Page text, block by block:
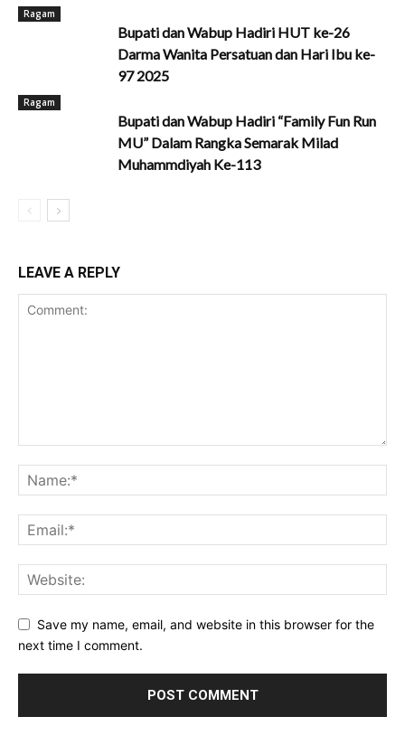
Ragam
Bupati dan Wabup Hadiri HUT ke-26
Darma Wanita Persatuan dan Hari Ibu ke-
97 2025
Ragam
Bupati dan Wabup Hadiri “Family Fun Run
MU” Dalam Rangka Semarak Milad
Muhammdiyah Ke-113
LEAVE A REPLY
Save my name, email, and website in this browser for the
next time I comment.